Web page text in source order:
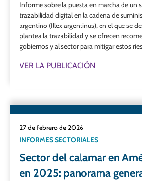
Informe sobre la puesta en marcha de un
trazabilidad digital en la cadena de
argentino (Illex argentinus), en el que se
plantea la trazabilidad y se ofrecen
gobiernos y al sector para mitigar estos
VER LA PUBLICACIÓN
27 de febrero de 2026
INFORMES SECTORIALES
Sector del calamar en
en 2025: panorama